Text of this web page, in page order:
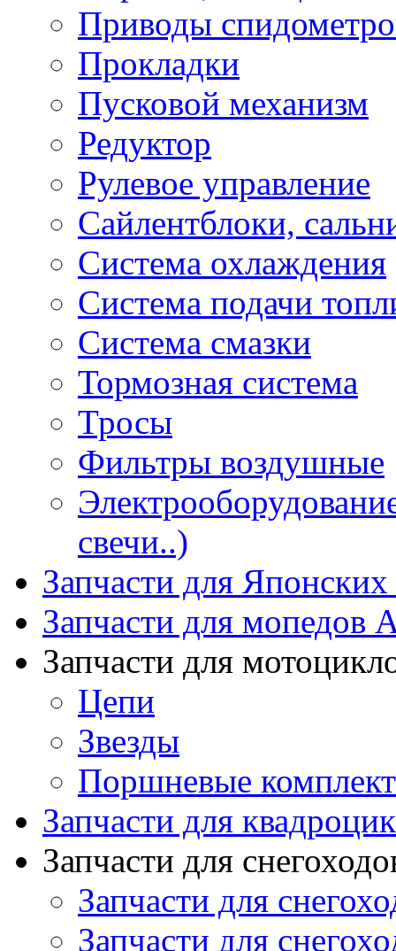
Приводы
Прокладки
Пусковой механизм
Редуктор
Рулевое управление
Сайлентблоки,
Система охлаждения
Система подачи
Система смазки
Тормозная система
Тросы
Фильтры воздушные
свечи..)
Запчасти для Японских
Запчасти для мопедов
Запчасти для
Цепи
Звезды
Поршневые
Запчасти для
Запчасти для
Запчасти для
Запчасти для